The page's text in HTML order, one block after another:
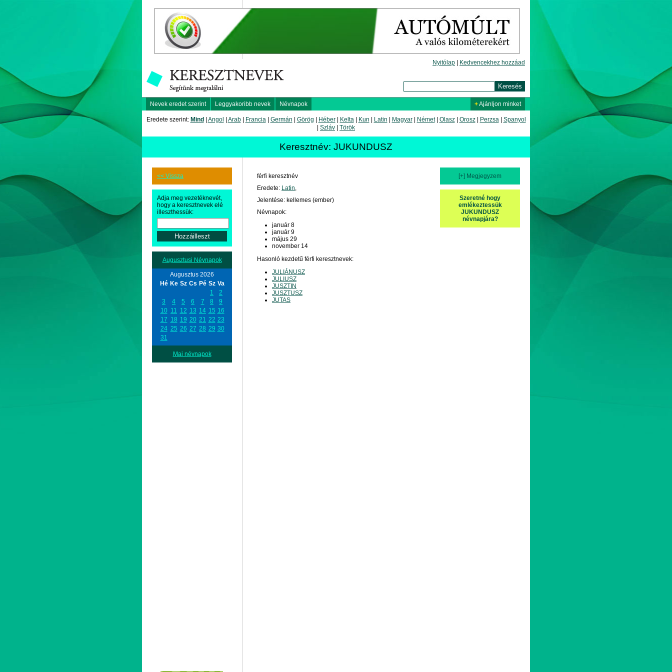
Nyitólap Kedvencekhez hozzáad
Nevek eredet szerint Leggyakoribb nevek Névnapok +Ajánljon minket
Eredete szerint: Mind Angol Arab| Francia| Germán Görög Héber| Kelta| Kun Latin Magyar| Német| Olasz| Orosz| Perzsa| Spanyol
Szláv Török
Keresztnév: JUKUNDUSZ
<< Vissza
Adja meg vezetéknevét,
hogy a keresztnevek elé
illeszthessük:
Augusztusi Névnapok
Augusztus 2026
Hé Ke Sz Cs Pé Sz Va
1
2
3
4 5 6 7 8
9
10 11 12 13 14 15 16
17 18 19 20 21 22 23
24 25 26 27 28 29 30
31
Mai névnapok
[+] Megjegyzem
Szeretné hogy
emlékeztessük
JUKUNDUSZ
névnapjára?
férfi keresztnév
Eredete: Latin,
Jelentése: kellemes (ember)
Névnapok:
január 8
január 9
május 29
november 14
Hasonló kezdetű férfi keresztnevek:
JULIÁNUSZ
JULIUSZ
JUSZTIN
JUSZTUSZ
JUTAS